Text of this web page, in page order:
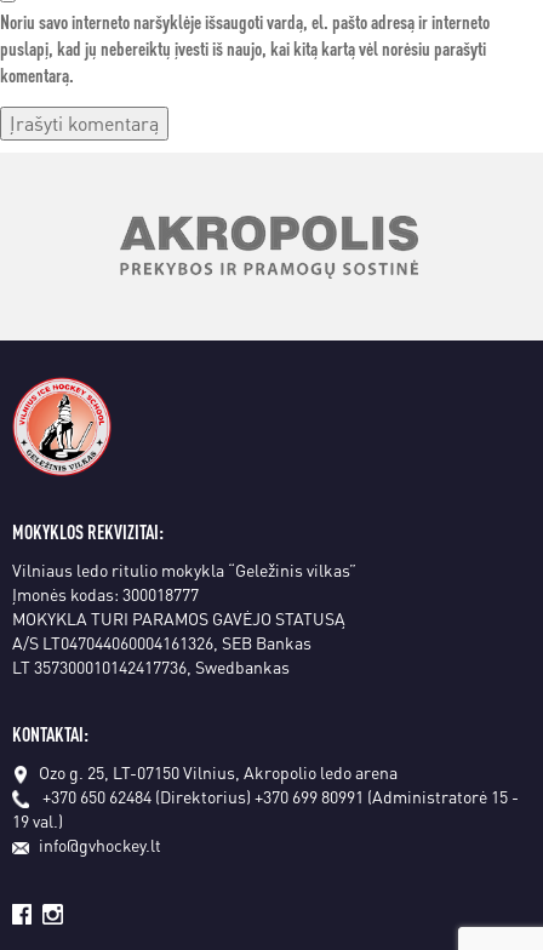
Noriu savo interneto naršyklėje išsaugoti vardą, el. pašto adresą ir interneto
puslapį, kad jų nebereiktų įvesti iš naujo, kai kitą kartą vėl norėsiu parašyti
komentarą.
MOKYKLOS REKVIZITAI:
Vilniaus ledo ritulio mokykla “Geležinis vilkas”
Įmonės kodas: 300018777
MOKYKLA TURI PARAMOS GAVĖJO STATUSĄ
A/S LT047044060004161326, SEB Bankas
LT 357300010142417736, Swedbankas
KONTAKTAI:
Ozo g. 25, LT-07150 Vilnius, Akropolio ledo arena
+370 650 62484 (Direktorius) +370 699 80991 (Administratorė 15 -
19 val.)
info@gvhockey.lt